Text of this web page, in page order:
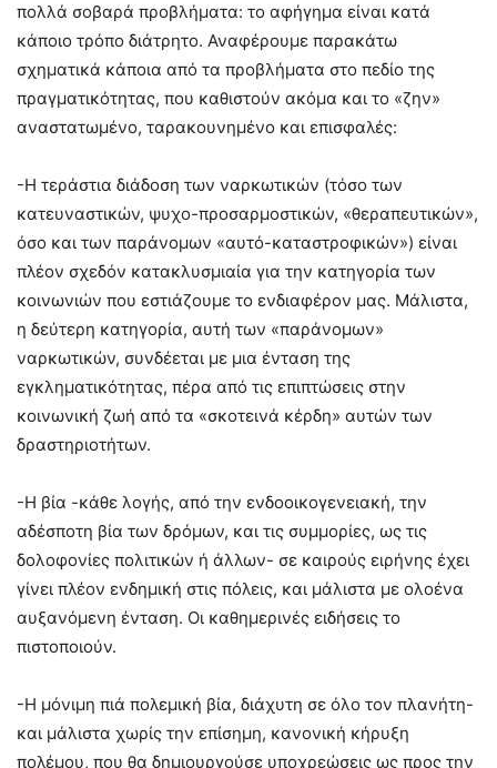
πολλά σοβαρά προβλήματα: το αφήγημα είναι κατά
κάποιο τρόπο διάτρητο. Αναφέρουμε παρακάτω
σχηματικά κάποια από τα προβλήματα στο πεδίο της
πραγματικότητας, που καθιστούν ακόμα και το «ζην»
αναστατωμένο, ταρακουνημένο και επισφαλές:
-Η τεράστια διάδοση των ναρκωτικών (τόσο των
κατευναστικών, ψυχο-προσαρμοστικών, «θεραπευτικών»,
όσο και των παράνομων «αυτό-καταστροφικών») είναι
πλέον σχεδόν κατακλυσμιαία για την κατηγορία των
κοινωνιών που εστιάζουμε το ενδιαφέρον μας. Μάλιστα,
η δεύτερη κατηγορία, αυτή των «παράνομων»
ναρκωτικών, συνδέεται με μια ένταση της
εγκληματικότητας, πέρα από τις επιπτώσεις στην
κοινωνική ζωή από τα «σκοτεινά κέρδη» αυτών των
δραστηριοτήτων.
-Η βία -κάθε λογής, από την ενδοοικογενειακή, την
αδέσποτη βία των δρόμων, και τις συμμορίες, ως τις
δολοφονίες πολιτικών ή άλλων- σε καιρούς ειρήνης έχει
γίνει πλέον ενδημική στις πόλεις, και μάλιστα με ολοένα
αυξανόμενη ένταση. Οι καθημερινές ειδήσεις το
πιστοποιούν.
-Η μόνιμη πιά πολεμική βία, διάχυτη σε όλο τον πλανήτη-
και μάλιστα χωρίς την επίσημη, κανονική κήρυξη
πολέμου, που θα δημιουργούσε υποχρεώσεις ως προς την